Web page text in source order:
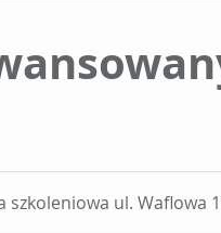
szkoleniowa ul. Waflowa